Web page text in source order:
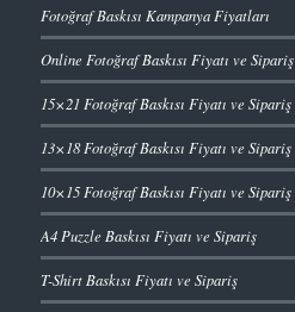
Fotoğraf Baskısı Kampanya Fiyatları
Online Fotoğraf Baskısı Fiyatı ve Sipariş
15×21 Fotoğraf Baskısı Fiyatı ve Sipariş
13×18 Fotoğraf Baskısı Fiyatı ve Sipariş
10×15 Fotoğraf Baskısı Fiyatı ve Sipariş
A4 Puzzle Baskısı Fiyatı ve Sipariş
T-Shirt Baskısı Fiyatı ve Sipariş